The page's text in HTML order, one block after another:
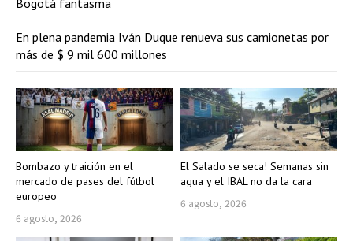
Bombazo y traición en el
mercado de pases del fútbol
europeo
6 agosto, 2026
El Salado se seca! Semanas sin
agua y el IBAL no da la cara
6 agosto, 2026
Bogotá fantasma
En plena pandemia Iván Duque renueva sus camionetas por
más de $ 9 mil 600 millones